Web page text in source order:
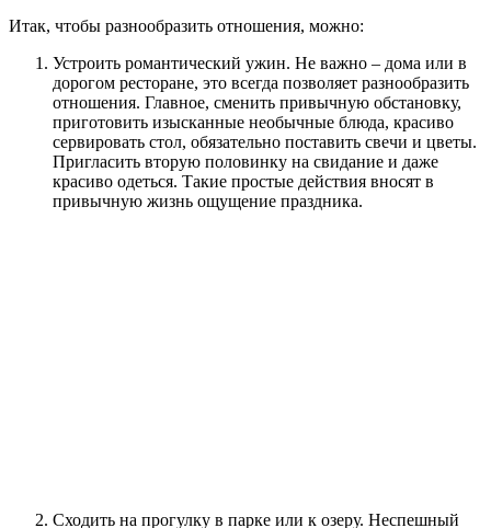
Итак, чтобы разнообразить отношения, можно:
Устроить романтический ужин. Не важно – дома или в
дорогом ресторане, это всегда позволяет разнообразить
отношения. Главное, сменить привычную обстановку,
приготовить изысканные необычные блюда, красиво
сервировать стол, обязательно поставить свечи и цветы.
Пригласить вторую половинку на свидание и даже
красиво одеться. Такие простые действия вносят в
привычную жизнь ощущение праздника.
Сходить на прогулку в парке или к озеру. Неспешный